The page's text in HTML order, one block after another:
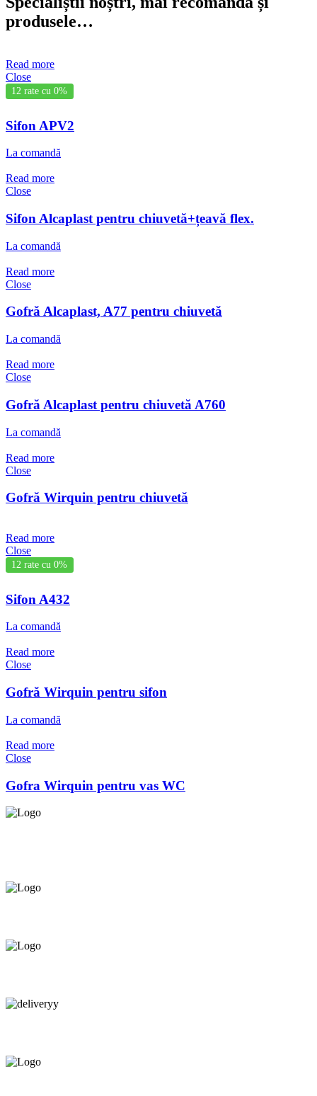
produsele…
Read more
Close
12 rate cu 0%
Sifon APV2
La comandă
Read more
Close
Sifon Alcaplast pentru chiuvetă+țeavă flex.
La comandă
Read more
Close
Gofră Alcaplast, A77 pentru chiuvetă
La comandă
Read more
Close
Gofră Alcaplast pentru chiuvetă A760
La comandă
Read more
Close
Gofră Wirquin pentru chiuvetă
Read more
Close
12 rate cu 0%
Sifon A432
La comandă
Read more
Close
Gofră Wirquin pentru sifon
La comandă
Read more
Close
Gofra Wirquin pentru vas WC